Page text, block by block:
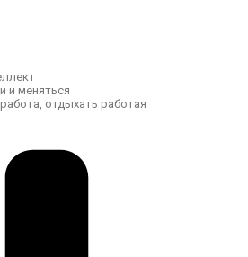
и меняться
отдыхать работая